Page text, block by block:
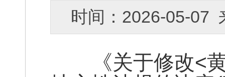
时间：2026-05-
《关于修改<黄